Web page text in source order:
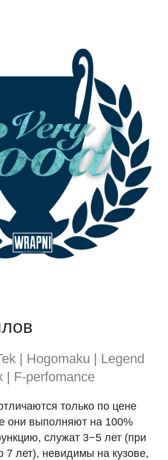
| Hogomaku | Legend
| F-perfomance
только по цене
они выполняют на 100%
служат 3−5 лет (при
лет), невидимы на кузове,